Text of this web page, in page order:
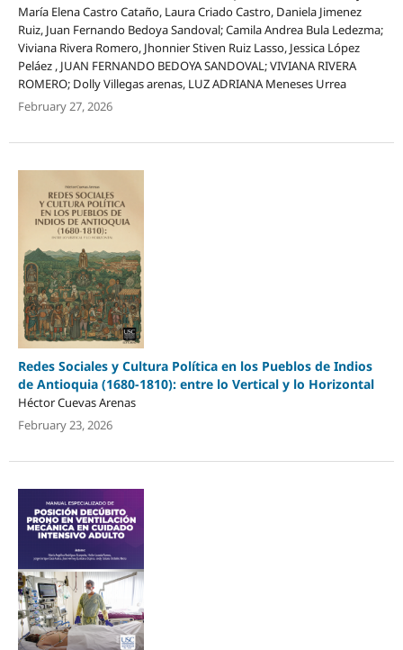
María Elena Castro Cataño, Laura Criado Castro, Daniela Jimenez
Ruiz, Juan Fernando Bedoya Sandoval; Camila Andrea Bula Ledezma;
Viviana Rivera Romero, Jhonnier Stiven Ruiz Lasso, Jessica López
Peláez , JUAN FERNANDO BEDOYA SANDOVAL; VIVIANA RIVERA
ROMERO; Dolly Villegas arenas, LUZ ADRIANA Meneses Urrea
February 27, 2026
Redes Sociales y Cultura Política en los Pueblos de Indios
de Antioquia (1680-1810): entre lo Vertical y lo Horizontal
Héctor Cuevas Arenas
February 23, 2026